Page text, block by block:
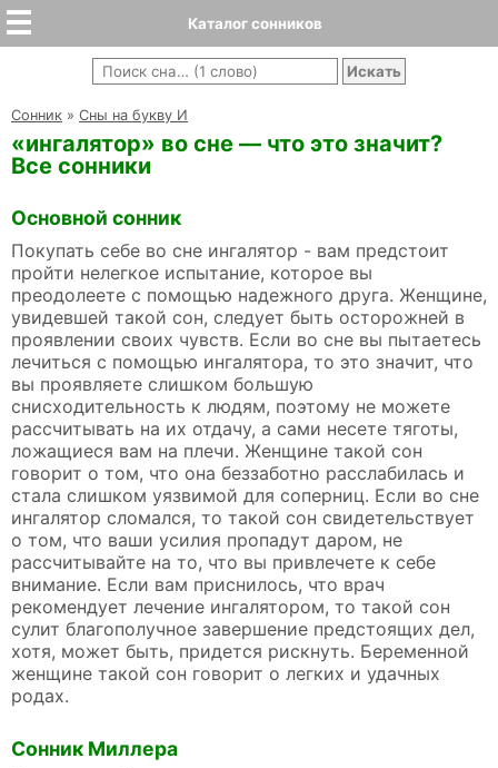
Каталог сонников
Cонник » Сны на букву И
«ингалятор» во сне — что это значит?
Все сонники
Основной сонник
Покупать себе во сне ингалятор - вам предстоит
пройти нелегкое испытание, которое вы
преодолеете с помощью надежного друга. Женщине,
увидевшей такой сон, следует быть осторожней в
проявлении своих чувств. Если во сне вы пытаетесь
лечиться с помощью ингалятора, то это значит, что
вы проявляете слишком большую
снисходительность к людям, поэтому не можете
рассчитывать на их отдачу, а сами несете тяготы,
ложащиеся вам на плечи. Женщине такой сон
говорит о том, что она беззаботно расслабилась и
стала слишком уязвимой для соперниц. Если во сне
ингалятор сломался, то такой сон свидетельствует
о том, что ваши усилия пропадут даром, не
рассчитывайте на то, что вы привлечете к себе
внимание. Если вам приснилось, что врач
рекомендует лечение ингалятором, то такой сон
сулит благополучное завершение предстоящих дел,
хотя, может быть, придется рискнуть. Беременной
женщине такой сон говорит о легких и удачных
родах.
Сонник Миллера